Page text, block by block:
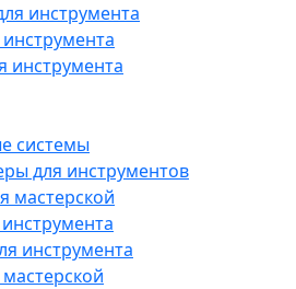
инструмента
инструмента
системы
для инструментов
мастерской
инструмента